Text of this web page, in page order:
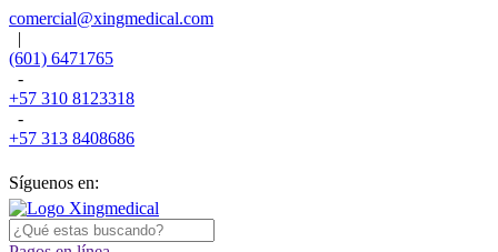
comercial@xingmedical.com
|
(601) 6471765
-
+57 310 8123318
-
+57 313 8408686
Síguenos en: